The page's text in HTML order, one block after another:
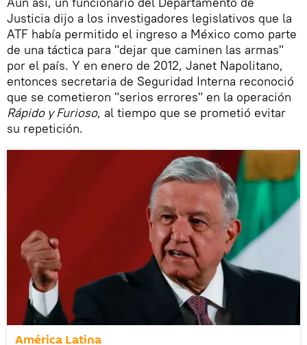
Justicia dijo a los investigadores legislativos que la
ATF había permitido el ingreso a México como parte
de una táctica para "dejar que caminen las armas"
por el país. Y en enero de 2012, Janet Napolitano,
entonces secretaria de Seguridad Interna reconoció
que se cometieron "serios errores" en la operación
Rápido y Furioso, al tiempo que se prometió evitar
su repetición.
América Latina